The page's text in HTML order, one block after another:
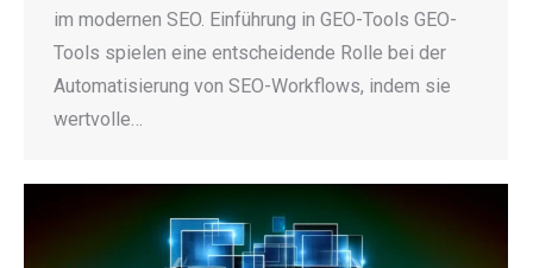
im modernen SEO. Einführung in GEO-Tools GEO-
Tools spielen eine entscheidende Rolle bei der
Automatisierung von SEO-Workflows, indem sie
wertvolle…